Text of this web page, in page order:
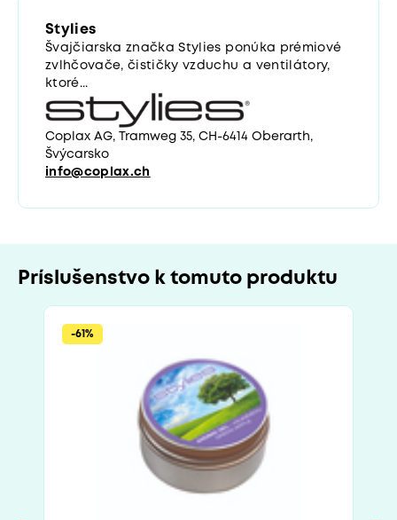
Stylies
Švajčiarska značka Stylies ponúka prémiové
zvlhčovače, čističky vzduchu a ventilátory,
ktoré...
Coplax AG, Tramweg 35, CH-6414 Oberarth,
Švýcarsko
info@coplax.ch
Príslušenstvo k tomuto produktu
-61%